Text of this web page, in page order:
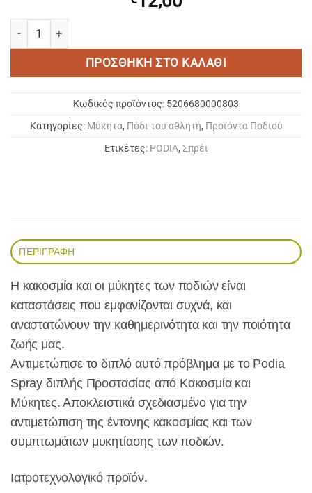
Podia Athlete's Foot DeoSpray (σπρέι) 150ml ποσότητα
ΠΡΟΣΘΉΚΗ ΣΤΟ ΚΑΛΆΘΙ
Κωδικός προϊόντος: 5206680000803
Κατηγορίες: Μύκητα, Πόδι του αθλητή, Προϊόντα Ποδιού
Ετικέτες: PODIA, Σπρέι
ΠΕΡΙΓΡΑΦΉ
Η κακοσμία και οι μύκητες των ποδιών είναι
καταστάσεις που εμφανίζονται συχνά, και
αναστατώνουν την καθημερινότητα και την ποιότητα
ζωής μας.
Αντιμετώπισε το διπλό αυτό πρόβλημα με το Podia
Spray διπλής Προστασίας από Κακοσμία και
Μύκητες. Αποκλειστικά σχεδιασμένο για την
αντιμετώπιση της έντονης κακοσμίας και των
συμπτωμάτων μυκητίασης των ποδιών.
Ιατροτεχνολογικό προϊόν.